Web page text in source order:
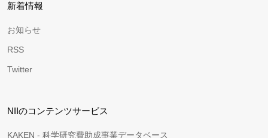
新着情報
お知らせ
RSS
Twitter
NIIのコンテンツサービス
KAKEN - 科学研究費助成事業データベース